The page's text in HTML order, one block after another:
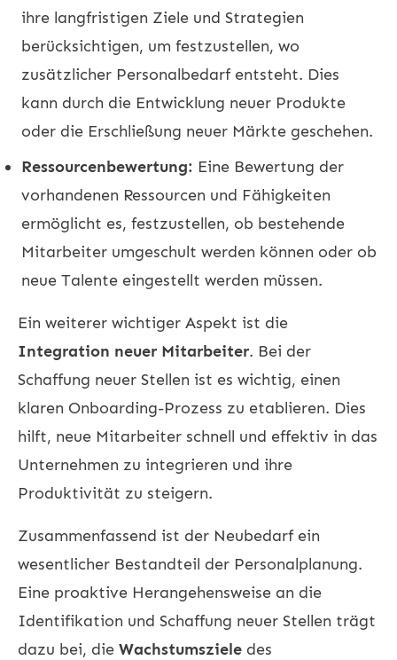
ihre langfristigen Ziele und Strategien
berücksichtigen, um festzustellen, wo
zusätzlicher Personalbedarf entsteht. Dies
kann durch die Entwicklung neuer Produkte
oder die Erschließung neuer Märkte geschehen.
Ressourcenbewertung: Eine Bewertung der
vorhandenen Ressourcen und Fähigkeiten
ermöglicht es, festzustellen, ob bestehende
Mitarbeiter umgeschult werden können oder ob
neue Talente eingestellt werden müssen.
Ein weiterer wichtiger Aspekt ist die
Integration neuer Mitarbeiter. Bei der
Schaffung neuer Stellen ist es wichtig, einen
klaren Onboarding-Prozess zu etablieren. Dies
hilft, neue Mitarbeiter schnell und effektiv in das
Unternehmen zu integrieren und ihre
Produktivität zu steigern.
Zusammenfassend ist der Neubedarf ein
wesentlicher Bestandteil der Personalplanung.
Eine proaktive Herangehensweise an die
Identifikation und Schaffung neuer Stellen trägt
dazu bei, die Wachstumsziele des